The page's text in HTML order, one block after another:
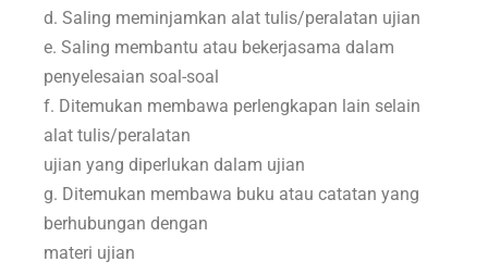
d. Saling meminjamkan alat tulis/peralatan ujian
e. Saling membantu atau bekerjasama dalam
penyelesaian soal-soal
f. Ditemukan membawa perlengkapan lain selain
alat tulis/peralatan
ujian yang diperlukan dalam ujian
g. Ditemukan membawa buku atau catatan yang
berhubungan dengan
materi ujian